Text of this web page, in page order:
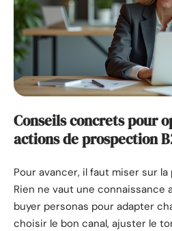
Conseils concrets pour
actions de prospection
Pour avancer, il faut miser sur
Rien ne vaut une connaissance
buyer personas pour adapter
choisir le bon canal, ajuster le